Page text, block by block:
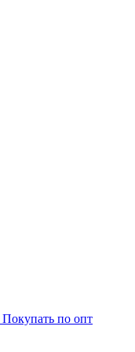
Покупать по опт